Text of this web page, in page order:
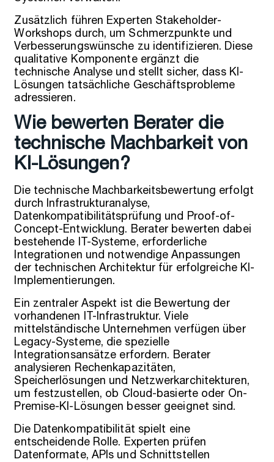
Zusätzlich führen Experten Stakeholder-
Workshops durch, um Schmerzpunkte und
Verbesserungswünsche zu identifizieren. Diese
qualitative Komponente ergänzt die
technische Analyse und stellt sicher, dass KI-
Lösungen tatsächliche Geschäftsprobleme
adressieren.
Wie bewerten Berater die
technische Machbarkeit von
KI-Lösungen?
Die technische Machbarkeitsbewertung erfolgt
durch Infrastrukturanalyse,
Datenkompatibilitätsprüfung und Proof-of-
Concept-Entwicklung. Berater bewerten dabei
bestehende IT-Systeme, erforderliche
Integrationen und notwendige Anpassungen
der technischen Architektur für erfolgreiche KI-
Implementierungen.
Ein zentraler Aspekt ist die Bewertung der
vorhandenen IT-Infrastruktur. Viele
mittelständische Unternehmen verfügen über
Legacy-Systeme, die spezielle
Integrationsansätze erfordern. Berater
analysieren Rechenkapazitäten,
Speicherlösungen und Netzwerkarchitekturen,
um festzustellen, ob Cloud-basierte oder On-
Premise-KI-Lösungen besser geeignet sind.
Die Datenkompatibilität spielt eine
entscheidende Rolle. Experten prüfen
Datenformate, APIs und Schnittstellen